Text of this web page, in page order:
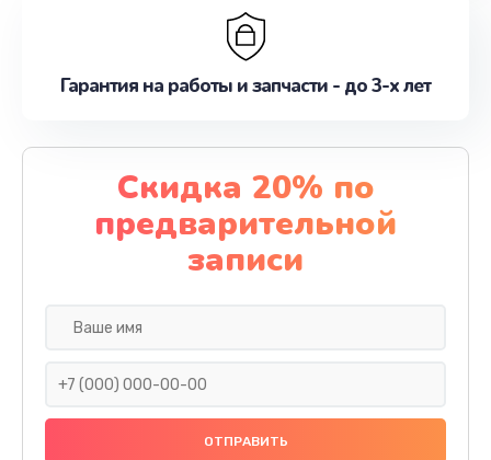
Гарантия на работы и запчасти - до 3-х лет
Скидка 20% по
предварительной
записи